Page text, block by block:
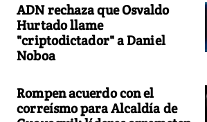
ADN rechaza que Osvaldo
Hurtado llame
"criptodictador" a Daniel
Noboa
Rompen acuerdo con el
correísmo para Alcaldía de